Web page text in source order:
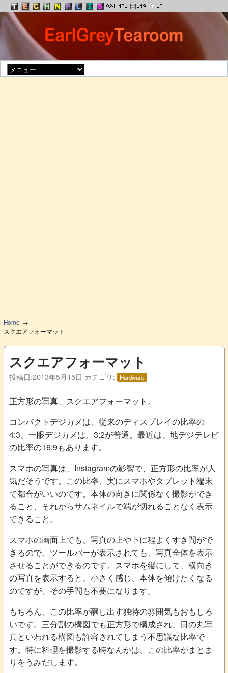
Home
スクエアフォーマット
スクエアフォーマット
投稿日:2013年5月15日 カテゴリ: Hardware
正方形の写真、スクエアフォーマット。
コンパクトデジカメは、従来のディスプレイの比率の
4:3、一眼デジカメは、3:2が普通。最近は、地デジテレビ
の比率の16:9もあります。
スマホの写真は、Instagramの影響で、正方形の比率が人
気だそうです。この比率、実にスマホやタブレット端末
で都合がいいのです。本体の向きに関係なく撮影ができ
ること、それからサムネイルで端が切れることなく表示
できること。
スマホの画面上でも、写真の上や下に程よくすき間がで
きるので、ツールバーが表示されても、写真全体を表示
させることができるのです。スマホを縦にして、横向き
の写真を表示すると、小さく感じ、本体を傾けたくなる
のですが、その手間も不要になります。
もちろん、この比率が醸し出す独特の雰囲気もおもしろ
いです。三分割の構図でも正方形で構成され、日の丸写
真といわれる構図も許容されてしまう不思議な比率で
す。特に料理を撮影する時なんかは、この比率がまとま
りをうみだします。